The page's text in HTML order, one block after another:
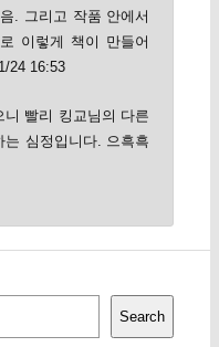
. 그리고 작품 안에서
이렇게 책이 만들어
24 16:53
빨리 킹교님의 다른
심정입니다. 으흑흑
Search